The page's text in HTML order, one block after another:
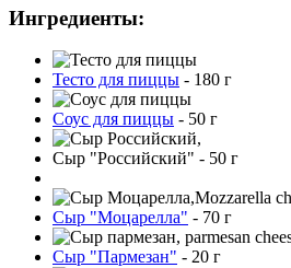
Ингредиенты:
Тесто для пиццы - 180 г
Соус для пиццы - 50 г
Сыр "Российский" - 50 г
Сыр "Моцарелла" - 70 г
Cыр "Пармезан" - 20 г